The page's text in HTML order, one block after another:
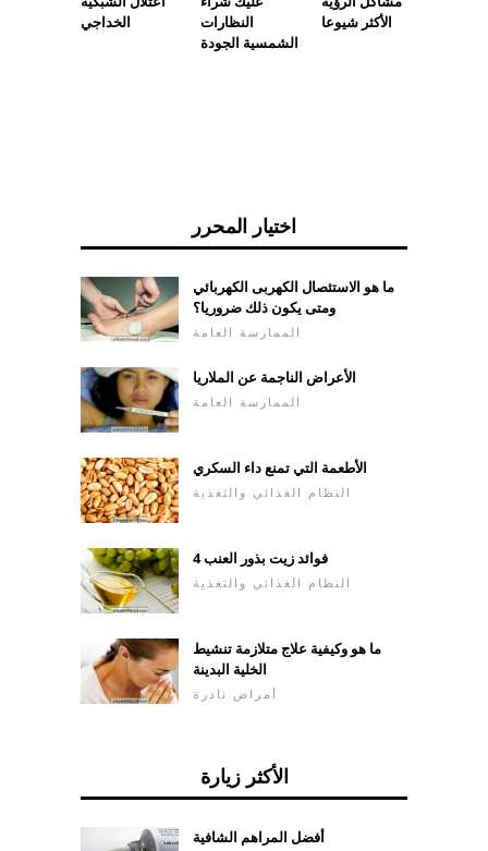
الخداجي
النظارات
الشمسية الجودة
الأكثر شيوعا
اختيار المحرر
ما هو الاستئصال الكهربى الكهربائي
ومتى يكون ذلك ضروريا؟
الممارسة العامة
الأعراض الناجمة عن الملاريا
الممارسة العامة
الأطعمة التي تمنع داء السكري
النظام الغذائي والتغذية
4 فوائد زيت بذور العنب
النظام الغذائي والتغذية
ما هو وكيفية علاج متلازمة تنشيط
الخلية البدينة
أمراض نادرة
الأكثر زيارة
أفضل المراهم الشافية